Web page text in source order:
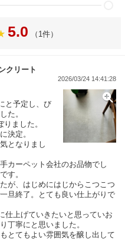
5.0 （1件）
クリート
2026/03/24 14:41:28
と予定し、び
た。
ました。
決定。
となりまし
カーペット会社のお品物でし
す。
が、はじめにはじからこつこつ
旦終了。とても良い仕上がりで
仕上げていきたいと思っていお
丁寧にと思いました。
とてもよい雰囲気を醸し出して